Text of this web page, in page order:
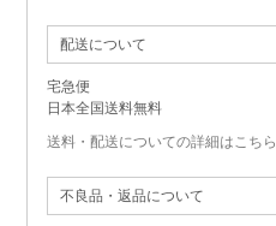
配送について
宅急便
日本全国送料無料
送料・配送についての詳細はこちら
不良品・返品について